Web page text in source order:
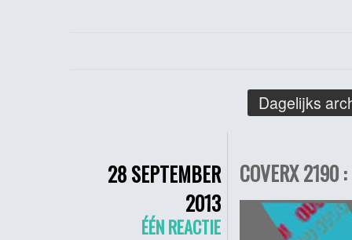
Dagelijks
28 SEPTEMBER
2013
ÉÉN REACTIE
COVERX 2190